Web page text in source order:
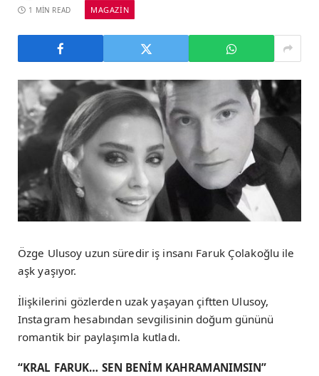
1 MIN READ MAGAZIN
Özge Ulusoy uzun süredir iş insanı Faruk Çolakoğlu ile
aşk yaşıyor.
İlişkilerini gözlerden uzak yaşayan çiftten Ulusoy,
Instagram hesabından sevgilisinin doğum gününü
romantik bir paylaşımla kutladı.
“KRAL FARUK… SEN BENİM KAHRAMANIMSIN”